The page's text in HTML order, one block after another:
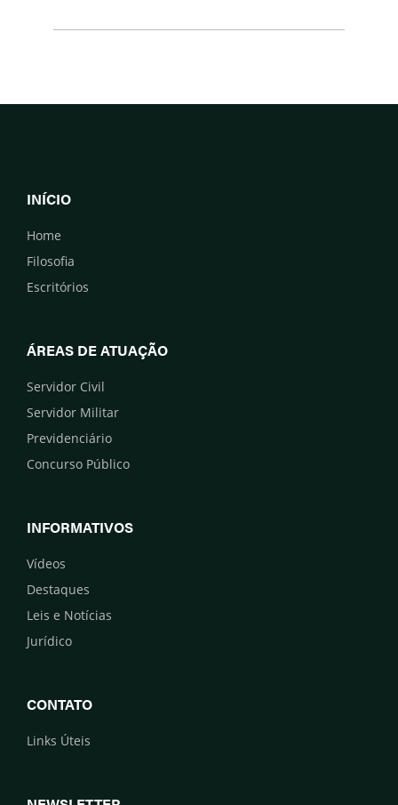
INÍCIO
Home
Filosofia
Escritórios
ÁREAS DE ATUAÇÃO
Servidor Civil
Servidor Militar
Previdenciário
Concurso Público
INFORMATIVOS
Vídeos
Destaques
Leis e Notícias
Jurídico
CONTATO
Links Úteis